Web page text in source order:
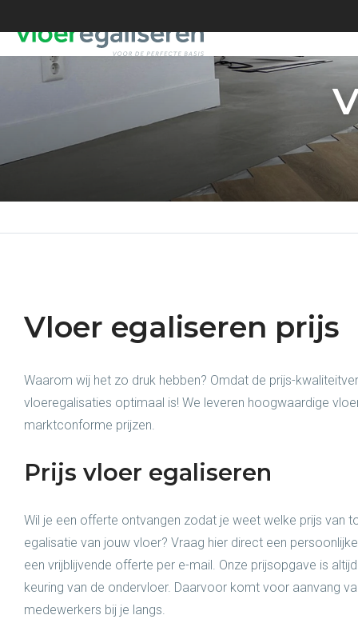
Vloer egaliseren prijs
Waarom wij het zo druk hebben? Omdat de prijs-
vloeregalisaties optimaal is! We leveren hoogwaardige
marktconforme prijzen.
Prijs vloer egaliseren
Wil je een offerte ontvangen zodat je weet welke prijs van
egalisatie van jouw vloer? Vraag hier direct een
een vrijblijvende offerte per e-mail. Onze prijsopgave is
keuring van de ondervloer. Daarvoor komt voor aanvang
medewerkers bij je langs.